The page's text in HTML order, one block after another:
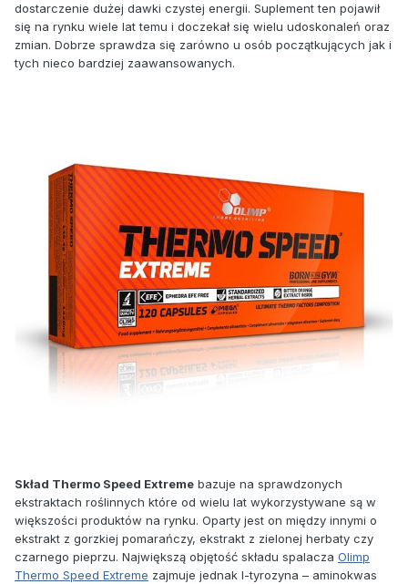
dostarczenie dużej dawki czystej energii. Suplement ten pojawił
się na rynku wiele lat temu i doczekał się wielu udoskonaleń oraz
zmian. Dobrze sprawdza się zarówno u osób początkujących jak i
tych nieco bardziej zaawansowanych.
Skład Thermo Speed Extreme bazuje na sprawdzonych
ekstraktach roślinnych które od wielu lat wykorzystywane są w
większości produktów na rynku. Oparty jest on między innymi o
ekstrakt z gorzkiej pomarańczy, ekstrakt z zielonej herbaty czy
czarnego pieprzu. Największą objętość składu spalacza Olimp
Thermo Speed Extreme zajmuje jednak l-tyrozyna – aminokwas